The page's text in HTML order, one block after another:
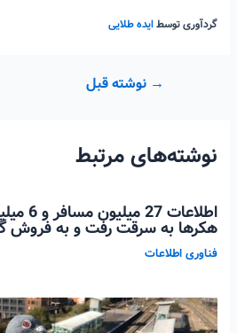
گردآوری توسطایده طلایی
راهبری
→ نوشته قبل
نوشته‌های مرتبط
هکرها به سرقت رفت و به فروش
فناوری اطلاعات